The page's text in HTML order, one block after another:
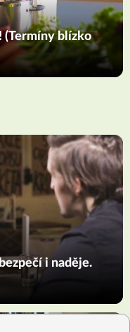
(Termíny blízko
i naděje.